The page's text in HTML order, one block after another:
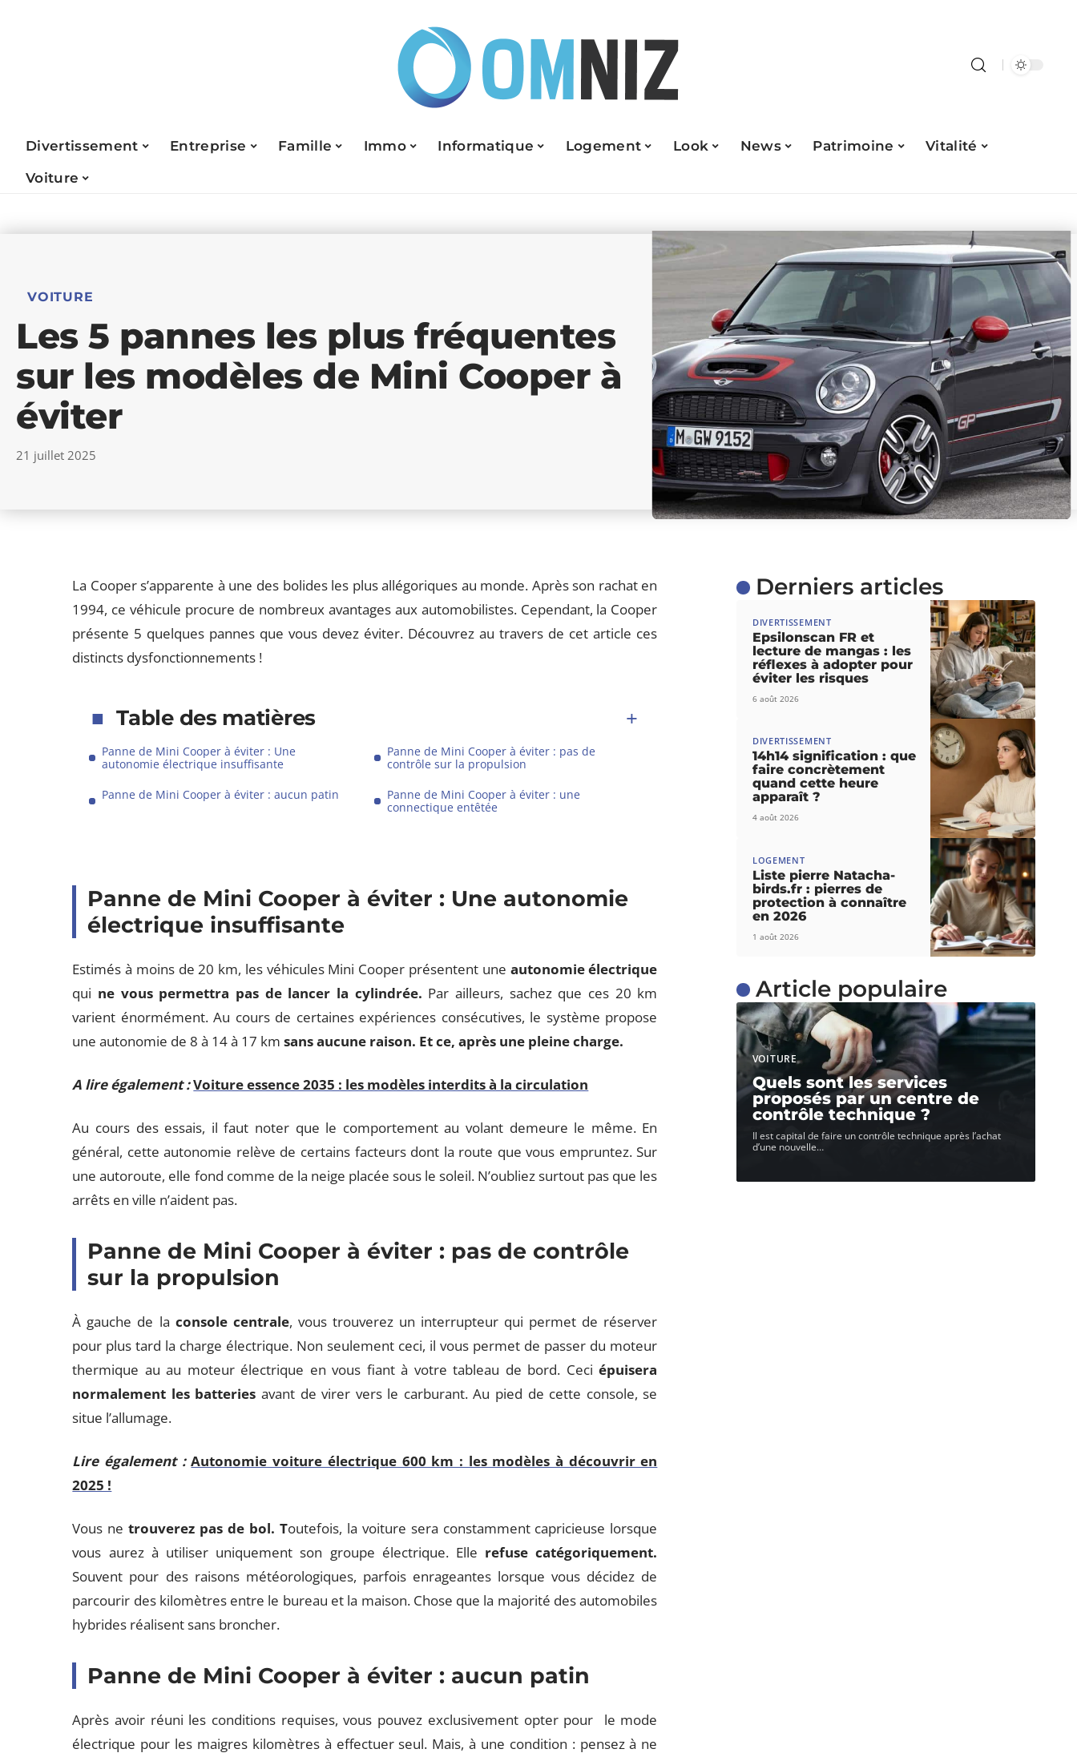
Divertissement Entreprise Famille Immo Informatique Logement Look News Patrimoine
Vitalité
Voiture
VOITURE
Les 5 pannes les plus fréquentes
sur les modèles de Mini Cooper à
éviter
21 juillet 2025
La Cooper s’apparente à une des bolides les plus allégoriques au monde. Après son rachat en
1994, ce véhicule procure de nombreux avantages aux automobilistes. Cependant, la Cooper
présente 5 quelques pannes que vous devez éviter. Découvrez au travers de cet article ces
distincts dysfonctionnements !
Table des matières
Panne de Mini Cooper à éviter : Une
autonomie électrique insuffisante
Panne de Mini Cooper à éviter : pas de
contrôle sur la propulsion
Panne de Mini Cooper à éviter : aucun patin
Panne de Mini Cooper à éviter : une
connectique entêtée
Panne de Mini Cooper à éviter : Une autonomie
électrique insuffisante
Estimés à moins de 20 km, les véhicules Mini Cooper présentent une autonomie électrique
qui ne vous permettra pas de lancer la cylindrée. Par ailleurs, sachez que ces 20 km
varient énormément. Au cours de certaines expériences consécutives, le système propose
une autonomie de 8 à 14 à 17 kmsans aucune raison. Et ce, après une pleine charge.
A lire également :Voiture essence 2035 : les modèles interdits à la circulation
Au cours des essais, il faut noter que le comportement au volant demeure le même. En
général, cette autonomie relève de certains facteurs dont la route que vous empruntez. Sur
une autoroute, elle fond comme de la neige placée sous le soleil. N’oubliez surtout pas que les
arrêts en ville n’aident pas.
Panne de Mini Cooper à éviter : pas de contrôle
sur la propulsion
À gauche de la console centrale, vous trouverez un interrupteur qui permet de réserver
pour plus tard la charge électrique. Non seulement ceci, il vous permet de passer du moteur
thermique au au moteur électrique en vous fiant à votre tableau de bord. Ceciépuisera
normalement les batteriesavant de virer vers le carburant. Au pied de cette console, se
situe l’allumage.
Lire également : Autonomie voiture électrique 600 km : les modèles à découvrir en
2025 !
Vous netrouverez pas de bol. Toutefois, la voiture sera constamment capricieuse lorsque
vous aurez à utiliser uniquement son groupe électrique. Elle refuse catégoriquement.
Souvent pour des raisons météorologiques, parfois enrageantes lorsque vous décidez de
parcourir des kilomètres entre le bureau et la maison. Chose que la majorité des automobiles
hybrides réalisent sans broncher.
Panne de Mini Cooper à éviter : aucun patin
Après avoir réuni les conditions requises, vous pouvez exclusivement opter pour le mode
électrique pour les maigres kilomètres à effectuer seul. Mais, à une condition : pensez à ne
Derniers articles
DIVERTISSEMENT
Epsilonscan FR et
lecture de mangas : les
réflexes à adopter pour
éviter les risques
6 août 2026
DIVERTISSEMENT
14h14 signification : que
faire concrètement
quand cette heure
apparaît ?
4 août 2026
LOGEMENT
Liste pierre Natacha-
birds.fr : pierres de
protection à connaître
en 2026
1 août 2026
Article populaire
VOITURE
Quels sont les services
proposés par un centre de
contrôle technique ?
Il est capital de faire un contrôle technique après l’achat
d’une nouvelle…